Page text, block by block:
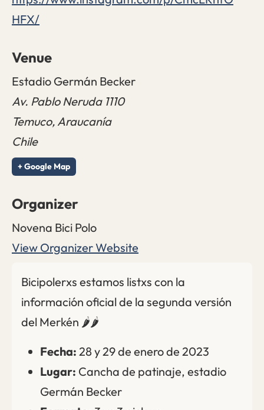
Bicipolerxs estamos listxs con la
información oficial de la segunda versión
del Merkén 🌶️🌶️
Fecha: 28 y 29 de enero de 2023
Lugar: Cancha de patinaje, estadio
Germán Becker
HFX/
Venue
Estadio Germán Becker
Av. Pablo Neruda 1110
Temuco, Araucanía
Chile
+ Google Map
Organizer
Novena Bici Polo
View Organizer Website